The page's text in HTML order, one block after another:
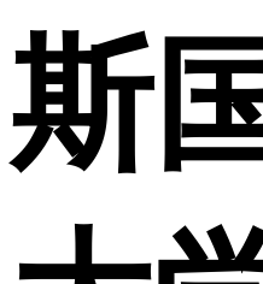
斯